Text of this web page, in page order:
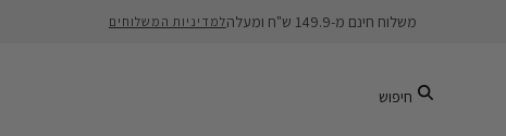
משלוח חינם מ-149.9 ש"ח ומעלה למדיניות המשלוחים
חיפוש